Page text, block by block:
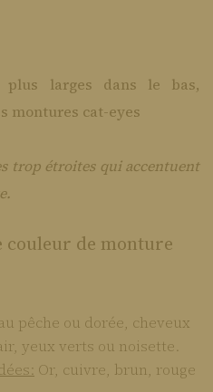
plus larges dans le bas,
montures cat-eyes
trop étroites qui accentuent
couleur de monture
pêche ou dorée, cheveux
yeux verts ou noisette.
Or, cuivre, brun, rouge